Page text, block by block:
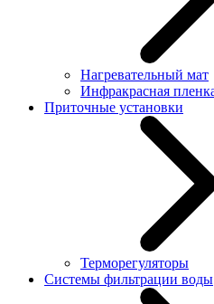
Нагревательный мат
Инфракрасная
Приточные установки
Терморегуляторы
Системы фильтрации воды